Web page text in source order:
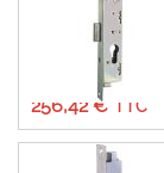
256,42 €
213,68 €